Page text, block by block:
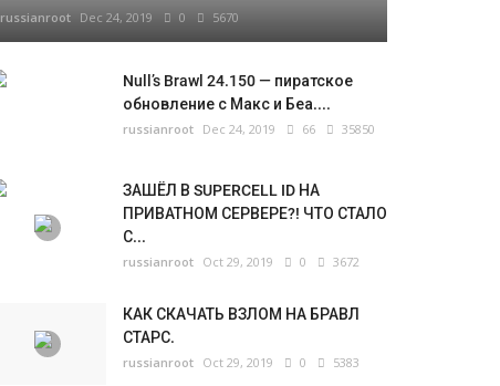
russianroot Dec 24, 2019 0 5670
Null’s Brawl 24.150 — пиратское
обновление с Макс и Беа....
russianroot Dec 24, 2019 66 35850
ЗАШЁЛ В SUPERCELL ID НА
ПРИВАТНОМ СЕРВЕРЕ?! ЧТО СТАЛО
С...
russianroot Oct 29, 2019 0 3672
КАК СКАЧАТЬ ВЗЛОМ НА БРАВЛ
СТАРС.
russianroot Oct 29, 2019 0 5383